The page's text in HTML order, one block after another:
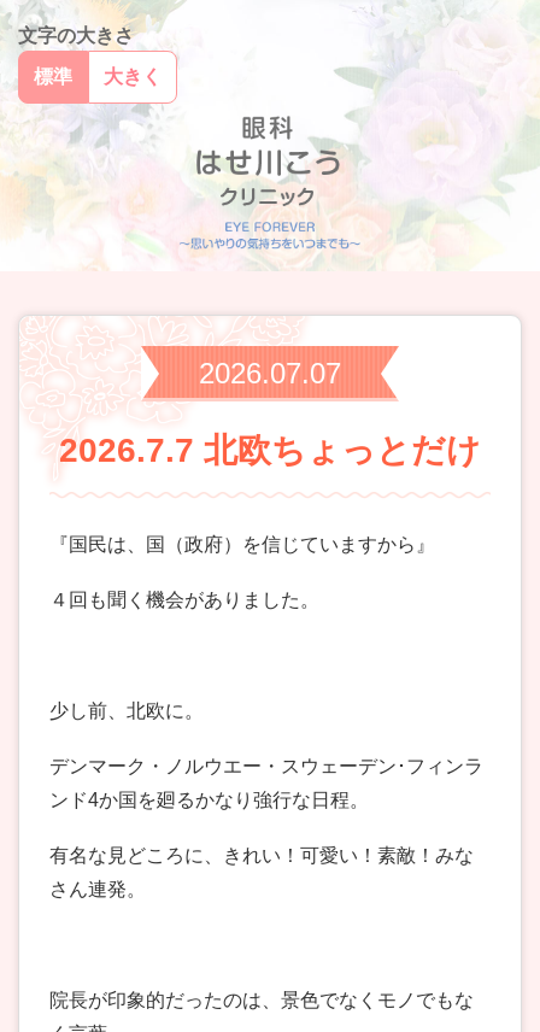
文字の大きさ
標準
大きく
2026.07.07
2026.7.7 北欧ちょっとだけ
『国民は、国（政府）を信じていますから』
４回も聞く機会がありました。
少し前、北欧に。
デンマーク・ノルウエー・スウェーデン･フィンラ
ンド4か国を廻るかなり強行な日程。
有名な見どころに、きれい！可愛い！素敵！みな
さん連発。
院長が印象的だったのは、景色でなくモノでもな